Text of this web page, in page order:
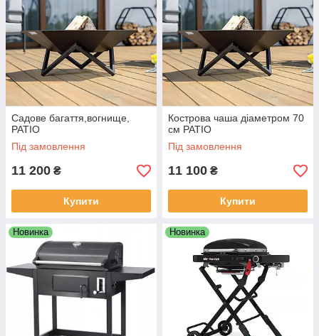
Садове багаття,вогнище,
PATIO
Під замовлення
11 200 ₴
Купити
Кострова чаша діаметром 70
см PATIO
Під замовлення
11 100 ₴
Купити
Новинка Новинка